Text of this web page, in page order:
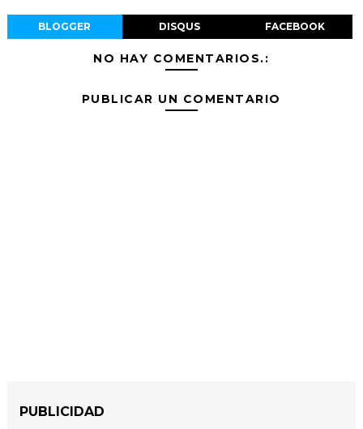
BLOGGER DISQUS FACEBOOK
NO HAY COMENTARIOS.:
PUBLICAR UN COMENTARIO
PUBLICIDAD